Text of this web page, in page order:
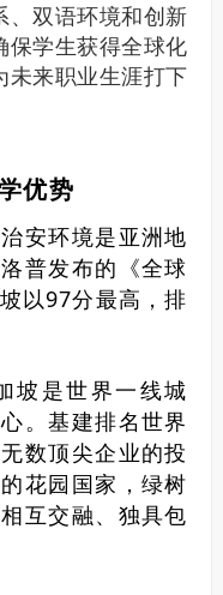
、双语环境和创新
保学生获得全球化
未来职业生涯打下
优势
安环境是亚洲地
普发布的《全球
以97分最高，排
坡是世界一线城
。基建排名世界
数顶尖企业的投
花园国家，绿树
互交融、独具包